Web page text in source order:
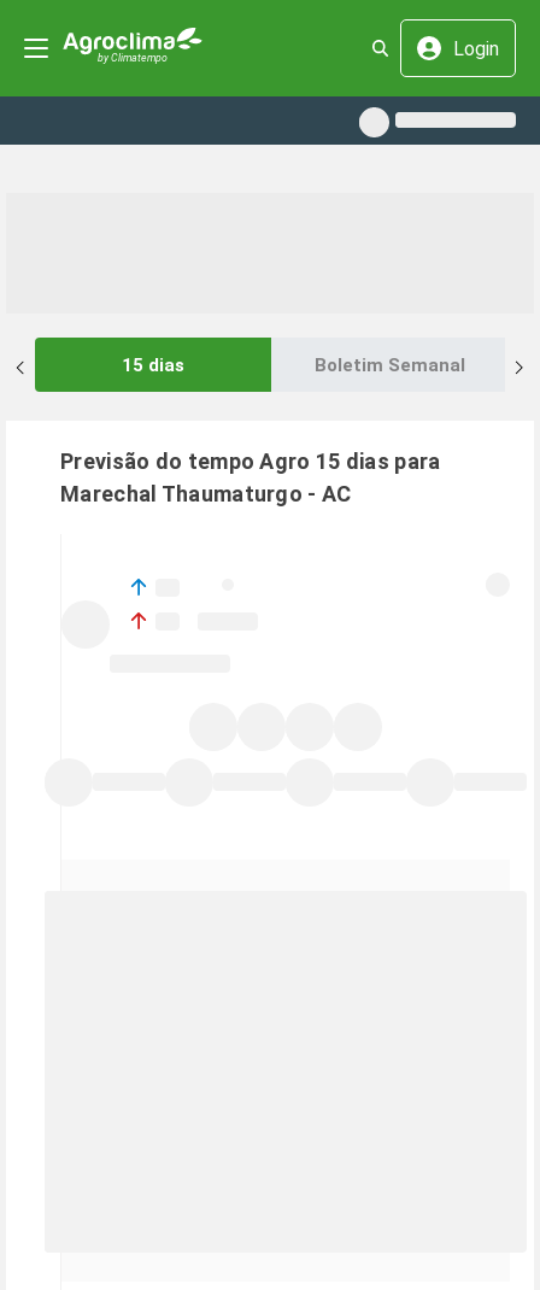
Login
15 dias Boletim Semanal
Previsão do tempo Agro 15 dias para
Marechal Thaumaturgo - AC